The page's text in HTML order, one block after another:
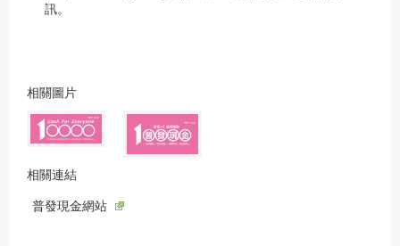
訊。
相關圖片
相關連結
普發現金網站